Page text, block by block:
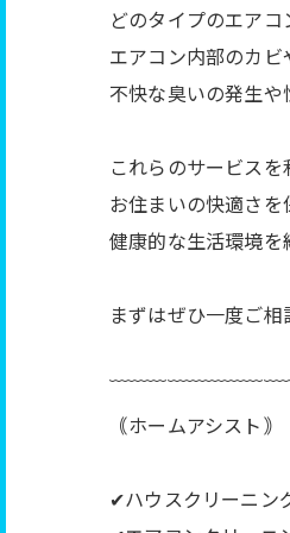
どのタイプのエアコ
エアコン内部のカビ
不快な臭いの発生や
これらのサービスを
お住まいの快適さを
健康的な生活環境を
まずはぜひ一度ご
｟ホームアシスト｠
✔︎ハウスクリーニン